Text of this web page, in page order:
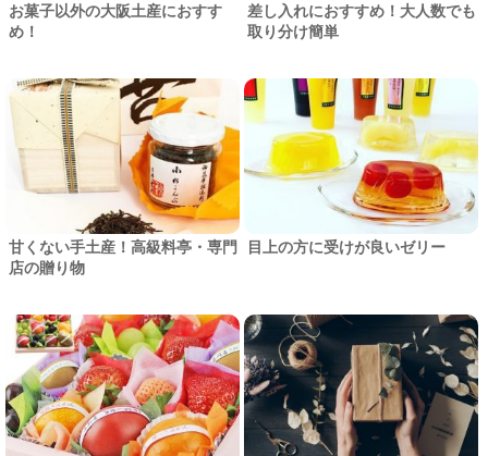
お菓子以外の大阪土産におすす
め！
差し入れにおすすめ！大人数でも
取り分け簡単
甘くない手土産！高級料亭・専門
店の贈り物
目上の方に受けが良いゼリー